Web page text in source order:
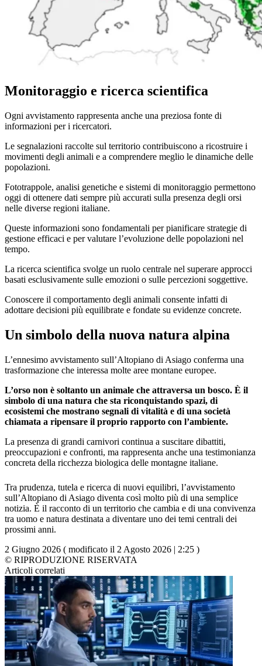
Monitoraggio e ricerca scientifica
Ogni avvistamento rappresenta anche una preziosa fonte di
informazioni per i ricercatori.
Le segnalazioni raccolte sul territorio contribuiscono a ricostruire i
movimenti degli animali e a comprendere meglio le dinamiche delle
popolazioni.
Fototrappole, analisi genetiche e sistemi di monitoraggio permettono
oggi di ottenere dati sempre più accurati sulla presenza degli orsi
nelle diverse regioni italiane.
Queste informazioni sono fondamentali per pianificare strategie di
gestione efficaci e per valutare l’evoluzione delle popolazioni nel
tempo.
La ricerca scientifica svolge un ruolo centrale nel superare approcci
basati esclusivamente sulle emozioni o sulle percezioni soggettive.
Conoscere il comportamento degli animali consente infatti di
adottare decisioni più equilibrate e fondate su evidenze concrete.
Un simbolo della nuova natura alpina
L’ennesimo avvistamento sull’Altopiano di Asiago conferma una
trasformazione che interessa molte aree montane europee.
L’orso non è soltanto un animale che attraversa un bosco. È il
simbolo di una natura che sta riconquistando spazi, di
ecosistemi che mostrano segnali di vitalità e di una società
chiamata a ripensare il proprio rapporto con l’ambiente.
La presenza di grandi carnivori continua a suscitare dibattiti,
preoccupazioni e confronti, ma rappresenta anche una testimonianza
concreta della ricchezza biologica delle montagne italiane.
Tra prudenza, tutela e ricerca di nuovi equilibri, l’avvistamento
sull’Altopiano di Asiago diventa così molto più di una semplice
notizia. È il racconto di un territorio che cambia e di una convivenza
tra uomo e natura destinata a diventare uno dei temi centrali dei
prossimi anni.
2 Giugno 2026 ( modificato il 2 Agosto 2026 | 2:25 )
© RIPRODUZIONE RISERVATA
Articoli correlati